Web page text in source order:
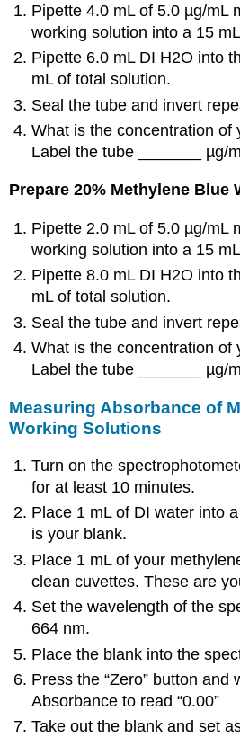
Pipette 4.0 mL of 5.0 µg/mL
working solution into a 15
Pipette 6.0 mL DI H2O into
mL of total solution.
Seal the tube and invert
What is the concentration of
Label the tube _______ µg/
Prepare 20% Methylene Blue
Pipette 2.0 mL of 5.0 µg/mL
working solution into a 15
Pipette 8.0 mL DI H2O into
mL of total solution.
Seal the tube and invert
What is the concentration of
Label the tube _______ µg/
Measuring Absorbance of
Working Solutions
Turn on the
for at least 10 minutes.
Place 1 mL of DI water into
is your blank.
Place 1 mL of your
clean cuvettes. These are
Set the wavelength of the
664 nm.
Place the blank into the
Press the “Zero” button and
Absorbance to read “0.00”
Take out the blank and set